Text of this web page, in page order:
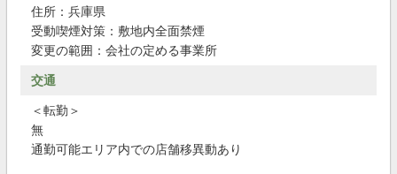
住所：兵庫県
受動喫煙対策：敷地内全面禁煙
変更の範囲：会社の定める事業所
交通
＜転勤＞
無
通勤可能エリア内での店舗移異動あり